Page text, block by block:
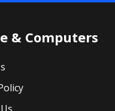
& Computers